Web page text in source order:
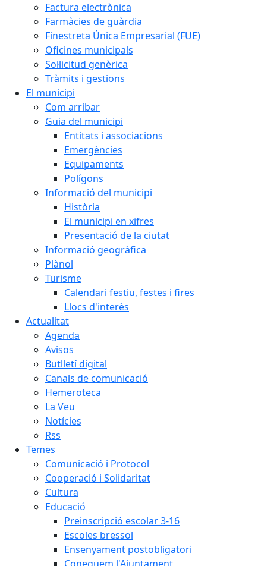
Factura electrònica
Farmàcies de guàrdia
Finestreta Única Empresarial (FUE)
Oficines municipals
Sol·licitud genèrica
Tràmits i gestions
El municipi
Com arribar
Guia del municipi
Entitats i associacions
Emergències
Equipaments
Polígons
Informació del municipi
Història
El municipi en xifres
Presentació de la ciutat
Informació geogràfica
Plànol
Turisme
Calendari festiu, festes i fires
Llocs d'interès
Actualitat
Agenda
Avisos
Butlletí digital
Canals de comunicació
Hemeroteca
La Veu
Notícies
Rss
Temes
Comunicació i Protocol
Cooperació i Solidaritat
Cultura
Educació
Preinscripció escolar 3-16
Escoles bressol
Ensenyament postobligatori